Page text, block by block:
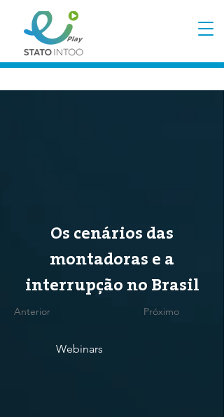
Os cenários das
montadoras e a
interrupção no Brasil
Anterior Próximo
Webinars